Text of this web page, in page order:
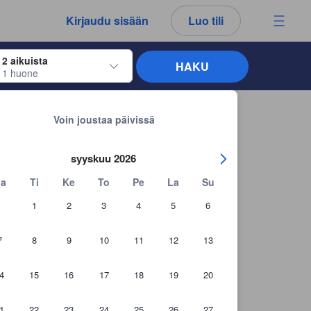
Kirjaudu sisään Luo tili
2 aikuista
1 huone
siirtyäksesi haluamiesi sisään- ja uloskirjautumispäivien
Voin joustaa päivissä
syyskuu 2026
Ti Ke To Pe La Su
1 2 3 4 5 6
8 9 10 11 12 13
15 16 17 18 19 20
HAKU
+27 asiakaskuvaa
arvostelut ja kommentit ovat aina aitoja.